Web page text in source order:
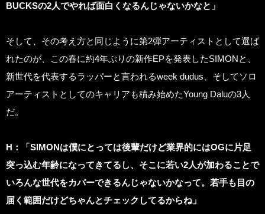
BUCKSの2人でやれば面白くなるんじゃないかなと」
そして、その考え方と同じように第2弾アーティストとして選ば
れたのが、この春に約4年ぶりの新作EPを発表したSIMONと、
新世代を代表するラッパーと言われるweek dudus、そしてソロ
アーティストとしてのキャリアも積み始めたYoung Daluの3人
だ。
H ：「SIMONは僕にとっては後輩だけど業界的にはOGに片足
突っ込む年齢になってきてるし、そこに若い2人が加わることで
いろんな世代をカバーできるんじゃないかなって。若手も目の
届く範囲だけどちゃんとチェックしてるからね」